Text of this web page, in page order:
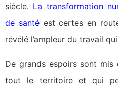
siècle. La transformation
de santéest certes en
révélé l’ampleur du travail
De grands espoirs sont
tout le territoire et qui